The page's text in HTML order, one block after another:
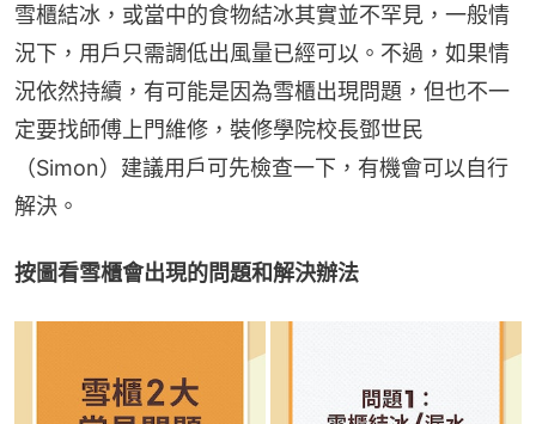
雪櫃結冰，或當中的食物結冰其實並不罕見，一般情
況下，用戶只需調低出風量已經可以。不過，如果情
況依然持續，有可能是因為雪櫃出現問題，但也不一
定要找師傅上門維修，裝修學院校長鄧世民
（Simon）建議用戶可先檢查一下，有機會可以自行
解決。
按圖看雪櫃會出現的問題和解決辦法